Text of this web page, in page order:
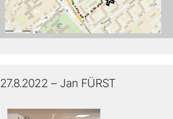
27.8.2022 – Jan FÜRST